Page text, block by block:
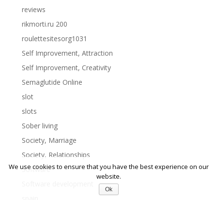
reviews
rikmorti.ru 200
roulettesitesorg1031
Self Improvement, Attraction
Self Improvement, Creativity
Semaglutide Online
slot
slots
Sober living
Society, Marriage
Society, Relationships
Software
We use cookies to ensure that you have the best experience on our
website.
Ok